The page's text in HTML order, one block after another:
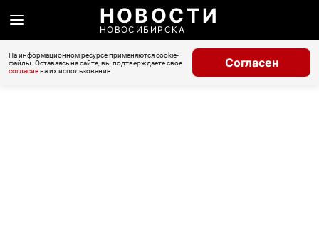
НОВОСТИ
НОВОСИБИРСКА
На информационном ресурсе применяются cookie-
файлы. Оставаясь на сайте, вы подтверждаете свое
согласиена их использование.
Согласен